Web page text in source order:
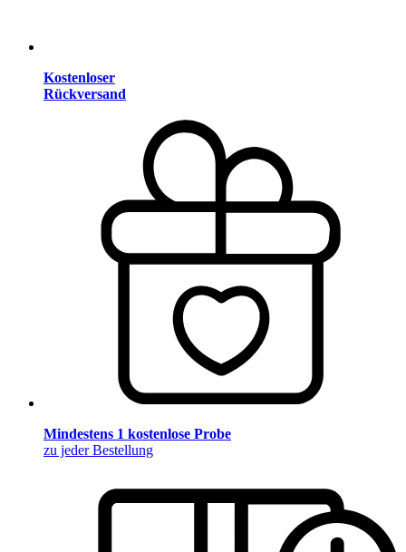
Kostenloser
Rückversand
Mindestens 1 kostenlose Probe
zu jeder Bestellung